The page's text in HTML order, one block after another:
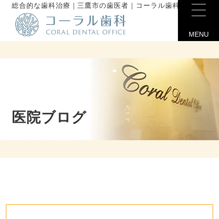
総合的な歯科治療｜三鷹市の歯医者｜コーラル歯科未分類
MENU
医院ブログ